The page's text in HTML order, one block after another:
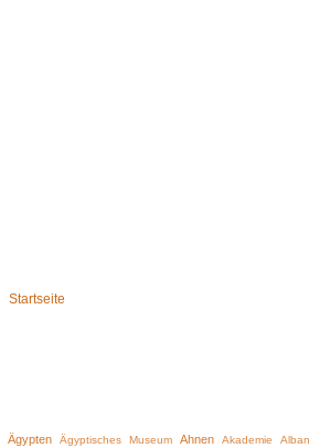
Startseite
Ägypten Ägyptisches Museum Ahnen Akademie